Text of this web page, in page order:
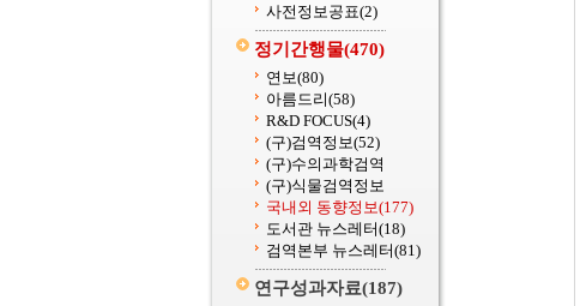
사전정보공표(2)
정기간행물(470)
연보(80)
아름드리(58)
R&D FOCUS(4)
(구)검역정보(52)
(구)수의과학검역
(구)식물검역정보
국내외 동향정보(177)
도서관 뉴스레터(18)
검역본부 뉴스레터(81)
연구성과자료(187)